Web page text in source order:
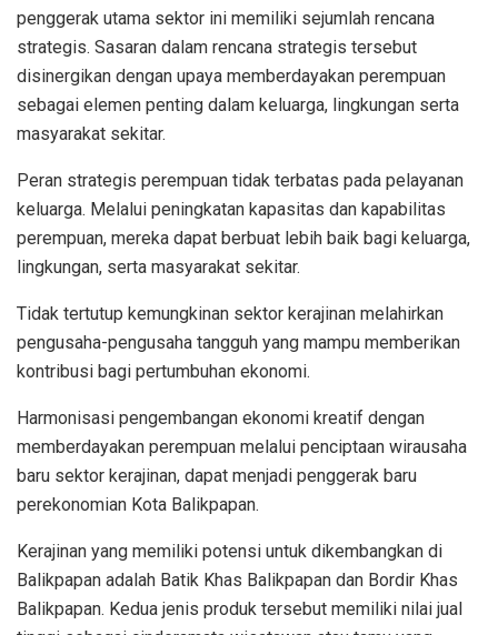
penggerak utama sektor ini memiliki sejumlah rencana
strategis. Sasaran dalam rencana strategis tersebut
disinergikan dengan upaya memberdayakan perempuan
sebagai elemen penting dalam keluarga, lingkungan serta
masyarakat sekitar.
Peran strategis perempuan tidak terbatas pada pelayanan
keluarga. Melalui peningkatan kapasitas dan kapabilitas
perempuan, mereka dapat berbuat lebih baik bagi keluarga,
lingkungan, serta masyarakat sekitar.
Tidak tertutup kemungkinan sektor kerajinan melahirkan
pengusaha-pengusaha tangguh yang mampu memberikan
kontribusi bagi pertumbuhan ekonomi.
Harmonisasi pengembangan ekonomi kreatif dengan
memberdayakan perempuan melalui penciptaan wirausaha
baru sektor kerajinan, dapat menjadi penggerak baru
perekonomian Kota Balikpapan.
Kerajinan yang memiliki potensi untuk dikembangkan di
Balikpapan adalah Batik Khas Balikpapan dan Bordir Khas
Balikpapan. Kedua jenis produk tersebut memiliki nilai jual